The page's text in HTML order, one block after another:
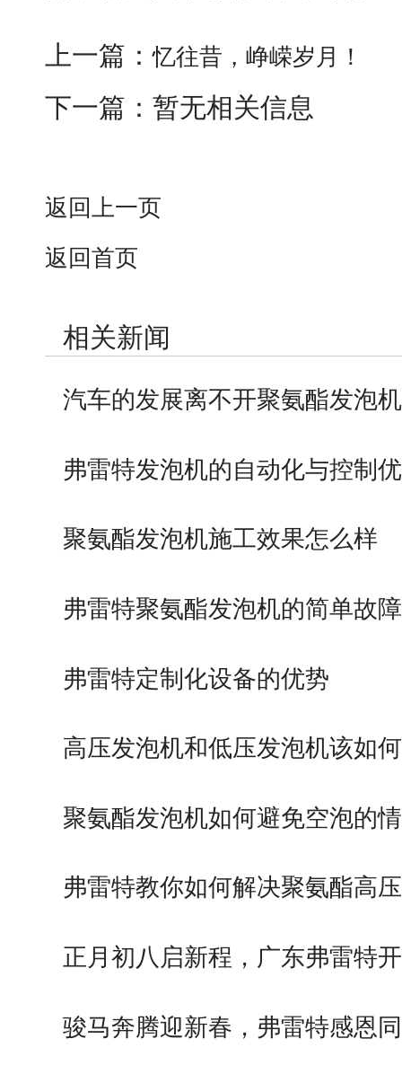
上一篇：忆往昔，峥嵘岁月！
下一篇：暂无相关信息
返回上一页
返回首页
相关新闻
汽车的发展离不开聚氨酯发泡机
弗雷特发泡机的自动化与控制
聚氨酯发泡机施工效果怎么样
弗雷特聚氨酯发泡机的简单故
弗雷特定制化设备的优势
高压发泡机和低压发泡机该如
聚氨酯发泡机如何避免空泡的
弗雷特教你如何解决聚氨酯高
正月初八启新程，广东弗雷特
大…
骏马奔腾迎新春，弗雷特感恩